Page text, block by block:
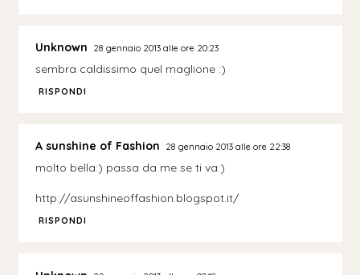
Unknown 28 gennaio 2013 alle ore 20:23
sembra caldissimo quel maglione :)
RISPONDI
A sunshine of Fashion 28 gennaio 2013 alle ore 22:38
molto bella:) passa da me se ti va:)
http://asunshineoffashion.blogspot.it/
RISPONDI